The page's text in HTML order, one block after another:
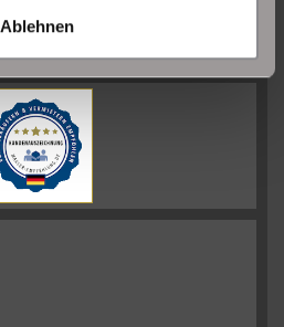
Ablehnen